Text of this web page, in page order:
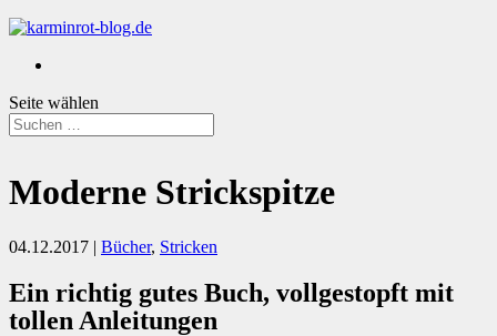
Seite wählen
Moderne Strickspitze
04.12.2017 | Bücher, Stricken
Ein richtig gutes Buch, vollgestopft mit
tollen Anleitungen